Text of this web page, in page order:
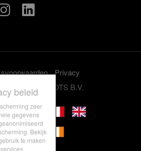
Privacy
GRASSROOTS B.V.
beleid
zeer
gegevens
Bekijk
te maken